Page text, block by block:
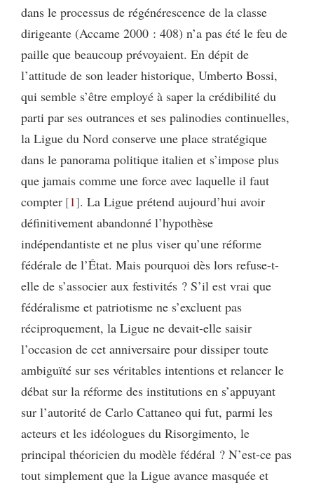
dans le processus de régénérescence de la classe
dirigeante (Accame 2000 : 408) n’a pas été le feu de
paille que beaucoup prévoyaient. En dépit de
l’attitude de son leader historique, Umberto Bossi,
qui semble s’être employé à saper la crédibilité du
parti par ses outrances et ses palinodies continuelles,
la Ligue du Nord conserve une place stratégique
dans le panorama politique italien et s’impose plus
que jamais comme une force avec laquelle il faut
compter 1 . La Ligue prétend aujourd’hui avoir
définitivement abandonné l’hypothèse
indépendantiste et ne plus viser qu’une réforme
fédérale de l’État. Mais pourquoi dès lors refuse-t-
elle de s’associer aux festivités ? S’il est vrai que
fédéralisme et patriotisme ne s’excluent pas
réciproquement, la Ligue ne devait-elle saisir
l’occasion de cet anniversaire pour dissiper toute
ambiguïté sur ses véritables intentions et relancer le
débat sur la réforme des institutions en s’appuyant
sur l’autorité de Carlo Cattaneo qui fut, parmi les
acteurs et les idéologues du Risorgimento, le
principal théoricien du modèle fédéral ? N’est-ce pas
tout simplement que la Ligue avance masquée et